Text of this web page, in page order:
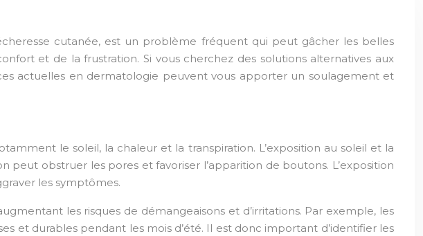
cutanée, est un problème fréquent qui peut gâcher les belles
et de la frustration. Si vous cherchez des solutions alternatives aux
actuelles en dermatologie peuvent vous apporter un soulagement et
le soleil, la chaleur et la transpiration. L’exposition au soleil et la
obstruer les pores et favoriser l’apparition de boutons. L’exposition
les symptômes.
les risques de démangeaisons et d’irritations. Par exemple, les
et durables pendant les mois d’été. Il est donc important d’identifier les